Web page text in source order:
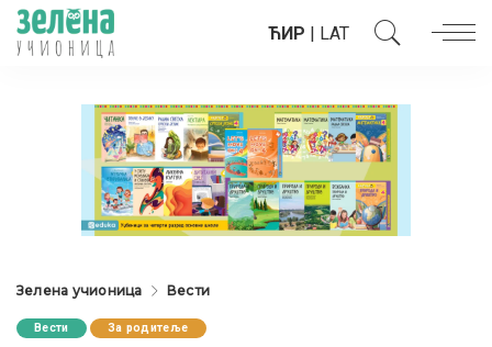
ЋИР | LAT
Зелена учионица Вести
Вести За родитеље